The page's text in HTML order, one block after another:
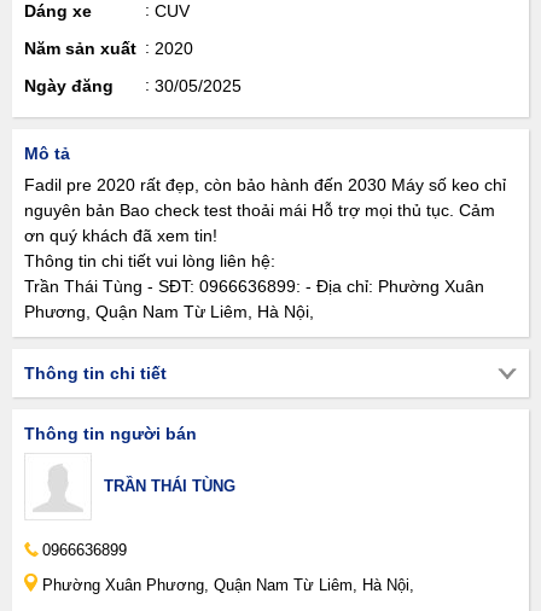
Dáng xe
CUV
Năm sản xuất
2020
Ngày đăng
30/05/2025
Mô tả
Fadil pre 2020 rất đẹp, còn bảo hành đến 2030 Máy số keo chỉ
nguyên bản Bao check test thoải mái Hỗ trợ mọi thủ tục. Cảm
ơn quý khách đã xem tin!
Thông tin chi tiết vui lòng liên hệ:
Trần Thái Tùng - SĐT: 0966636899: - Địa chỉ: Phường Xuân
Phương, Quận Nam Từ Liêm, Hà Nội,
Thông tin chi tiết
Thông tin người bán
TRẦN THÁI TÙNG
0966636899
Phường Xuân Phương, Quận Nam Từ Liêm, Hà Nội,